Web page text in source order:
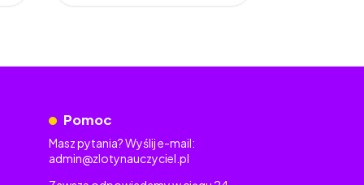
Pomoc
Masz pytania? Wyślij e-mail:
admin@zlotynauczyciel.pl